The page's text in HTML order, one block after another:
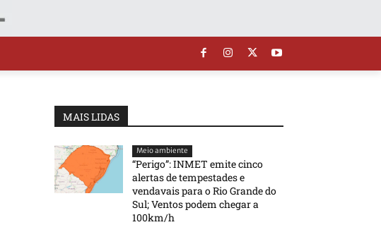
MAIS LIDAS
Meio ambiente
“Perigo”: INMET emite cinco
alertas de tempestades e
vendavais para o Rio Grande do
Sul; Ventos podem chegar a
100km/h